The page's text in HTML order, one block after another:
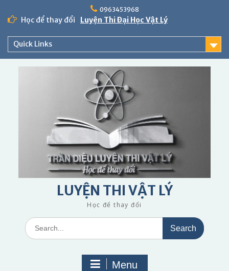
content
0963453968
Học để thay đổi Luyện Thi Đại Học Vật Lý
Quick Links
LUYỆN THI VẬT LÝ
Học để thay đổi
Search
for:
Menu